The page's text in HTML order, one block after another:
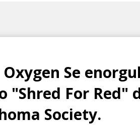
Se
"Shred For Red"
Society.